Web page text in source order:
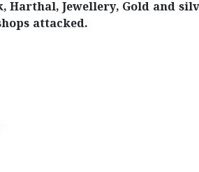
Harthal, Jewellery, Gold and
attacked.